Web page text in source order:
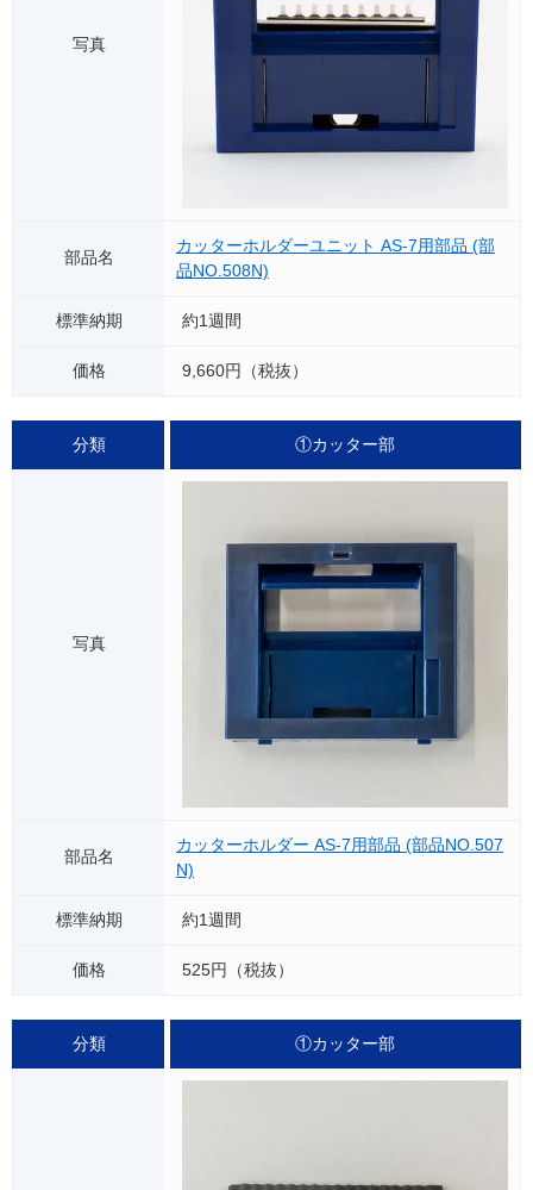
カッターホルダーユニット AS-7用部品 (部
品NO.508N)
約1週間
9,660円（税抜）
①カッター部
カッターホルダー AS-7用部品 (部品NO.507
N)
約1週間
525円（税抜）
①カッター部